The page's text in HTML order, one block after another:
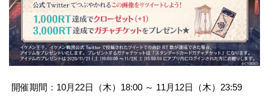
開催期間：10月22日（木）18:00 ～ 11月12日（木）23:59